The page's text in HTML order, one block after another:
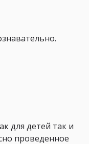
для детей так и
проведенное